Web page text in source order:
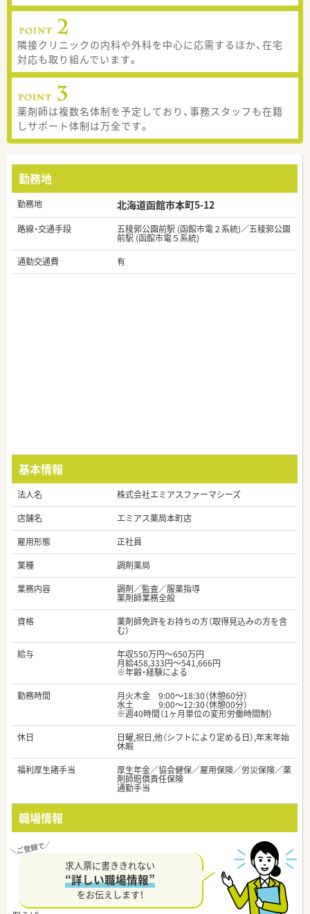
隣接クリニックの内科や外科を中心に応需するほか、在宅
対応も取り組んでいます。
薬剤師は複数名体制を予定しており、事務スタッフも在籍
しサポート体制は万全です。
勤務地
勤務地 北海道函館市本町5-12
路線・交通手段 五稜郭公園前駅 (函館市電２系統)／五稜郭公園
前駅 (函館市電５系統)
通勤交通費
有
基本情報
法人名
株式会社エミアスファーマシーズ
店舗名
エミアス薬局本町店
雇用形態
正社員
業種
調剤薬局
業務内容
調剤／監査／服薬指導
薬剤師業務全般
資格
薬剤師免許をお持ちの方（取得見込みの方を含
む）
給与
年収550万円～650万円
月給458,333円～541,666円
※年齢・経験による
勤務時間
月火木金 9:00～18:30（休憩60分）
水土 9:00～12:30（休憩00分）
※週40時間（1ヶ月単位の変形労働時間制）
休日
日曜,祝日,他（シフトにより定める日）,年末年始
休暇
福利厚生諸手当
厚生年金／協会健保／雇用保険／労災保険／薬
剤師賠償責任保険
通勤手当
職場情報
求人票に書ききれない
“詳しい職場情報”
をお伝えします！